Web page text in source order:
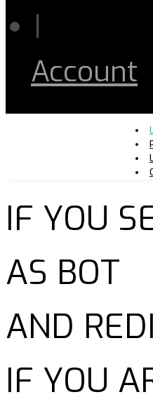
|
Account
IF YOU
AS BOT
AND
IF YOU